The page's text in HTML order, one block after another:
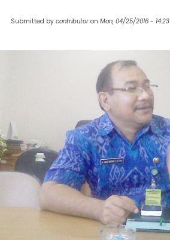
Submitted by contributor on Mon, 04/25/2016 - 14:23